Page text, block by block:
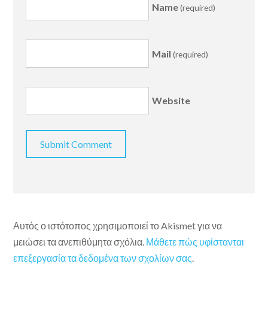
Name(required)
Mail (required)
Website
Αυτός ο ιστότοπος χρησιμοποιεί το Akismet για να
μειώσει τα ανεπιθύμητα σχόλια. Μάθετε πώς υφίστανται
επεξεργασία τα δεδομένα των σχολίων σας.